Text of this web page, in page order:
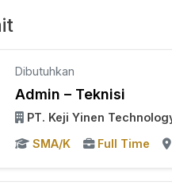
Dibutuhkan
Admin – Teknisi
PT. Keji Yinen
SMA/K
Full Time